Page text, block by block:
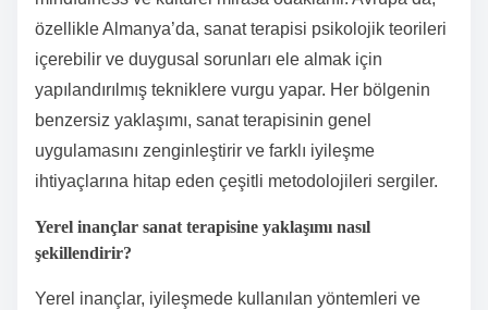
özellikle Almanya’da, sanat terapisi psikolojik teorileri
içerebilir ve duygusal sorunları ele almak için
yapılandırılmış tekniklere vurgu yapar. Her bölgenin
benzersiz yaklaşımı, sanat terapisinin genel
uygulamasını zenginleştirir ve farklı iyileşme
ihtiyaçlarına hitap eden çeşitli metodolojileri sergiler.
Yerel inançlar sanat terapisine yaklaşımı nasıl
şekillendirir?
Yerel inançlar, iyileşmede kullanılan yöntemleri ve